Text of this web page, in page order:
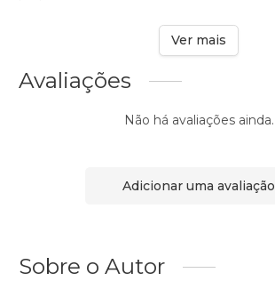
Ver mais
Avaliações
Não há avaliações ainda.
Adicionar uma avaliação
Sobre o Autor